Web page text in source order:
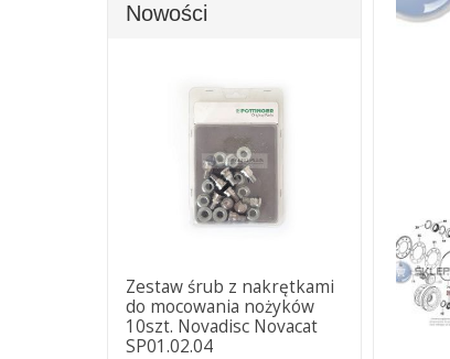
Nowości
Zestaw śrub z nakrętkami
do mocowania nożyków
10szt. Novadisc Novacat
SP01.02.04